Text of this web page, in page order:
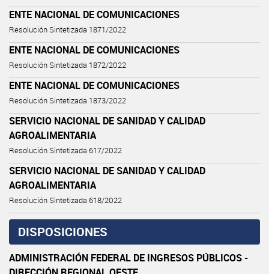
ENTE NACIONAL DE COMUNICACIONES
Resolución Sintetizada 1871/2022
ENTE NACIONAL DE COMUNICACIONES
Resolución Sintetizada 1872/2022
ENTE NACIONAL DE COMUNICACIONES
Resolución Sintetizada 1873/2022
SERVICIO NACIONAL DE SANIDAD Y CALIDAD
AGROALIMENTARIA
Resolución Sintetizada 617/2022
SERVICIO NACIONAL DE SANIDAD Y CALIDAD
AGROALIMENTARIA
Resolución Sintetizada 618/2022
DISPOSICIONES
ADMINISTRACIÓN FEDERAL DE INGRESOS PÚBLICOS -